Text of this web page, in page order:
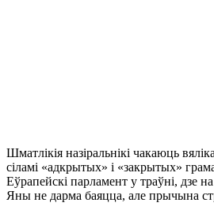
Шматлікія назіральнікі чакаюць
сіламі «адкрытых» і «закрытых»
Еўрапейскі парламент у траўні, дзе
Яны не дарма баяцца, але прычына